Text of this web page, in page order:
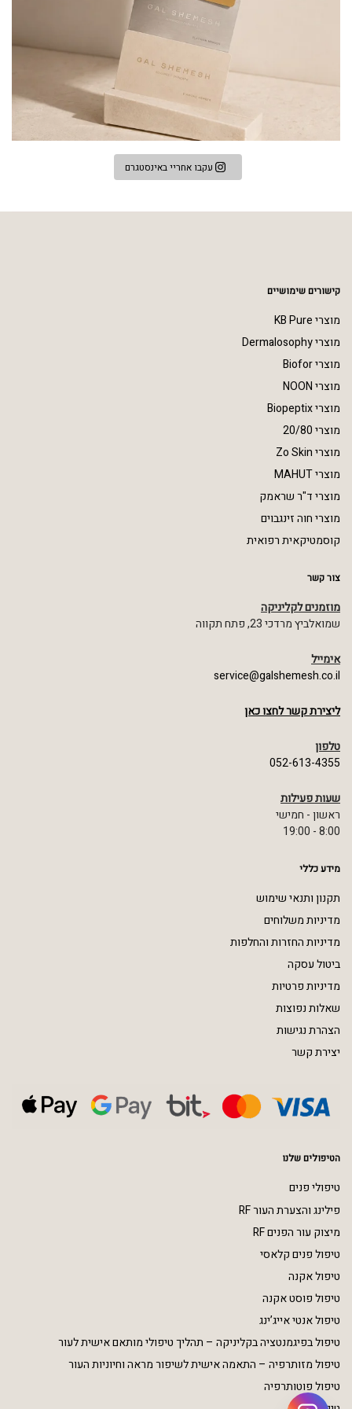
עקבו אחריי באינסטגרם
קישורים שימושיים
מוצרי KB Pure
מוצרי Dermalosophy
מוצרי Biofor
מוצרי NOON
מוצרי Biopeptix
מוצרי 20/80
מוצרי Zo Skin
מוצרי MAHUT
מוצרי ד"ר שראמק
מוצרי חוה זינגבוים
קוסמטיקאית רפואית
צור קשר
מוזמנים לקליניקה
שמואלביץ מרדכי 23, פתח תקווה
אימייל
service@galshemesh.co.il
ליצירת קשר לחצו כאן
טלפון
052-613-4355
שעות פעילות
ראשון - חמישי
8:00 - 19:00
מידע כללי
תקנון ותנאי שימוש
מדיניות משלוחים
מדיניות החזרות והחלפות
ביטול עסקה
מדיניות פרטיות
שאלות נפוצות
הצהרת נגישות
יצירת קשר
הטיפולים שלנו
טיפולי פנים
פילינג והצערת העור RF
מיצוק עור הפנים RF
טיפול פנים קלאסי
טיפול אקנה
טיפול פוסט אקנה
טיפול אנטי אייג’ינג
טיפול בפיגמנטציה בקליניקה – תהליך טיפולי מותאם אישית לעור
טיפול מזותרפיה – התאמה אישית לשיפור מראה וחיוניות העור
טיפול פוטותרפיה